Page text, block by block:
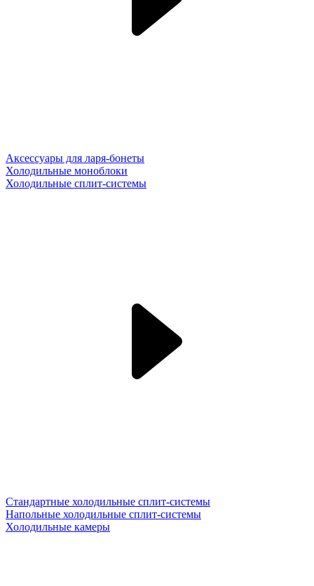
Аксессуары для ларя-бонеты
Холодильные моноблоки
Холодильные сплит-системы
Стандартные холодильные сплит-системы
Напольные холодильные сплит-системы
Холодильные камеры